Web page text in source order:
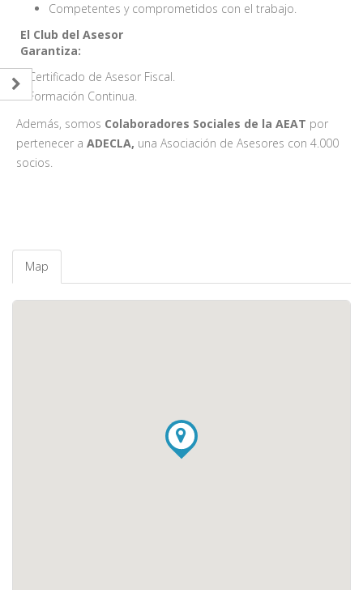
Competentes y comprometidos con el trabajo.
El Club del Asesor
Garantiza:
Certificado de Asesor Fiscal.
Formación Continua.
Además, somos Colaboradores Sociales de la AEAT por
pertenecer a ADECLA, una Asociación de Asesores con 4.000
socios.
Map